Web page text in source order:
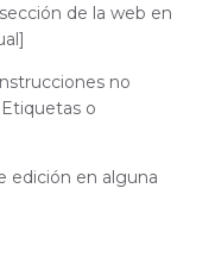
de la web en
no
o
edición en alguna